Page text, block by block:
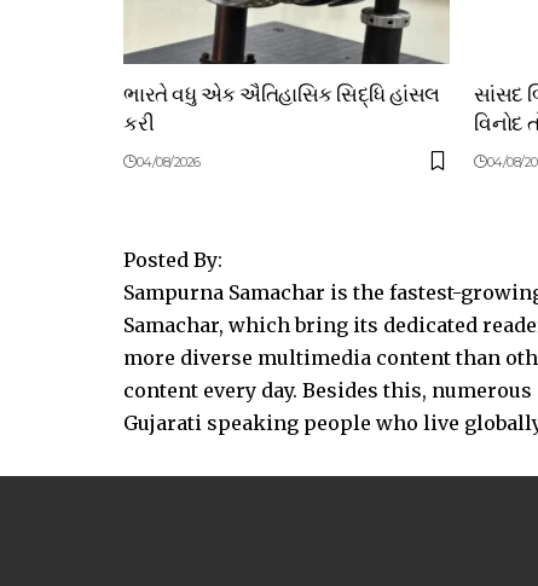
ભારતે વધુ એક ઐતિહાસિક સિદ્ધિ હાંસલ
કરી
04/08/2026
સાંસદ
વિનોદ
04/08/
Posted By:
Sampurna Samachar is the fastest-
Samachar, which bring its dedicated
more diverse multimedia content than
content every day. Besides this,
Gujarati speaking people who live